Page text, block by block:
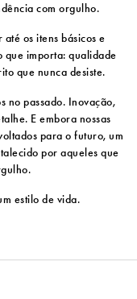
com orgulho.
os itens básicos e
que importa: qualidade
que nunca desiste.
no passado. Inovação,
E embora nossas
para o futuro, um
por aqueles que
estilo de vida.